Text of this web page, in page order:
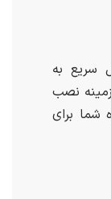
سریع به
نصب
شما برای